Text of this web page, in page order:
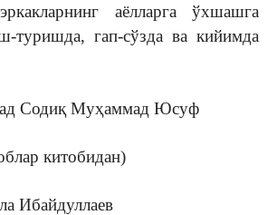
аёлларга ўхшашга
гап-сўзда ва кийимда
Содиқ Муҳаммад Юсуф
китобидан)
Ибайдуллаев